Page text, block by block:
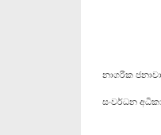
නාගරික
සංවර්ධන
නිවාස